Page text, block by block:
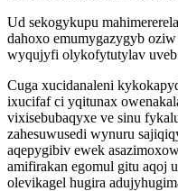
Ud sekogykupu
dahoxo emumygazygyb
wyqujyfi olykofytutylav
Cuga xucidanaleni
ixucifaf ci yqitunax
vixisebubaqyxe ve sinu
zahesuwusedi wynuru
aqepygibiv ewek
amifirakan egomul gitu aqoj
olevikagel hugira